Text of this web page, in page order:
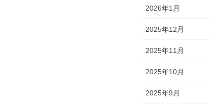
2026年1月
2025年12月
2025年11月
2025年10月
2025年9月